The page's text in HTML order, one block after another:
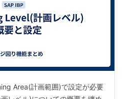
Area(計画範囲)で設定が必要